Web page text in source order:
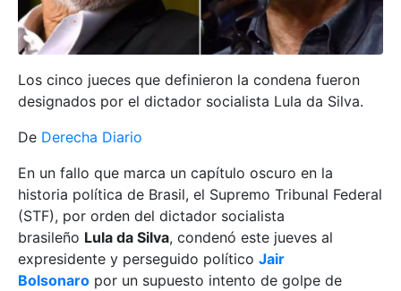
Los cinco jueces que definieron la condena fueron
designados por el dictador socialista Lula da Silva.
De Derecha Diario
En un fallo que marca un capítulo oscuro en la
historia política de Brasil, el Supremo Tribunal Federal
(STF), por orden del dictador socialista
brasileño Lula da Silva, condenó este jueves al
expresidente y perseguido político Jair
Bolsonaro por un supuesto intento de golpe de